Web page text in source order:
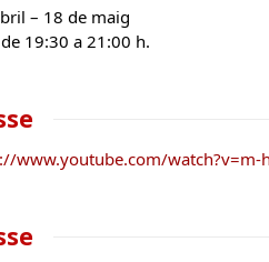
– 18 de maig
19:30 a 21:00 h.
www.youtube.com/